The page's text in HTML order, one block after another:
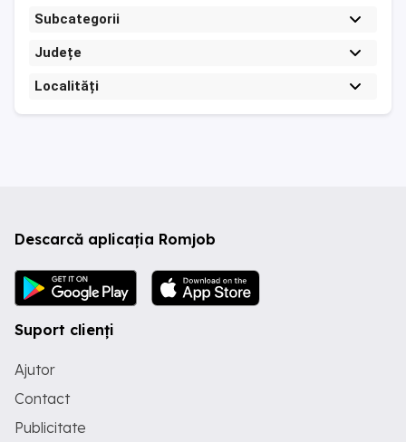
Subcategorii
Județe
Localități
Descarcă aplicația Romjob
Suport clienți
Ajutor
Contact
Publicitate